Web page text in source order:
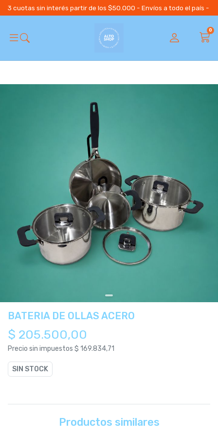
3 cuotas sin interés partir de los $50.000 - Envíos a todo el país -
0
BATERIA DE OLLAS ACERO
$ 205.500,00
Precio sin impuestos $ 169.834,71
SIN STOCK
Productos similares